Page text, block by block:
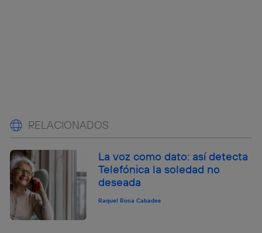
RELACIONADOS
La voz como dato: así detecta
Telefónica la soledad no
deseada
Raquel Roca Cabades